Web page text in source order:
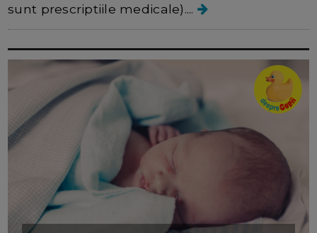
sunt prescriptiile medicale)....